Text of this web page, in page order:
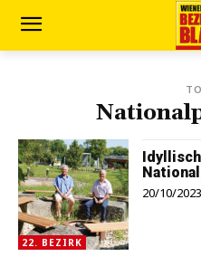
22. BEZIRK
20/10/2023